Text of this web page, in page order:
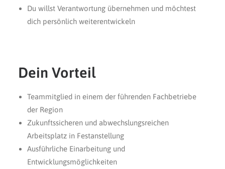
Du willst Verantwortung übernehmen und möchtest
dich persönlich weiterentwickeln
Dein Vorteil
Teammitglied in einem der führenden Fachbetriebe
der Region
Zukunftssicheren und abwechslungsreichen
Arbeitsplatz in Festanstellung
Ausführliche Einarbeitung und
Entwicklungsmöglichkeiten